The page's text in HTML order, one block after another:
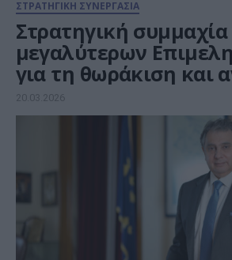
ΣΤΡΑΤΗΓΙΚΗ ΣΥΝΕΡΓΑΣΙΑ
Στρατηγική
μεγαλύτερων
για τη θωράκιση και
της Ελληνικής
20.03.2026